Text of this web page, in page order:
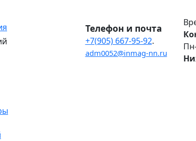
Телефон и почта
+7(905) 667-95-92.
adm0052@inmag-nn.ru